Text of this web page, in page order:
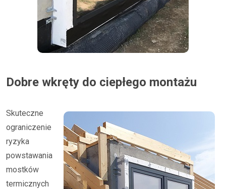
Dobre wkręty do ciepłego montażu
Skuteczne
ograniczenie
ryzyka
powstawania
mostków
termicznych